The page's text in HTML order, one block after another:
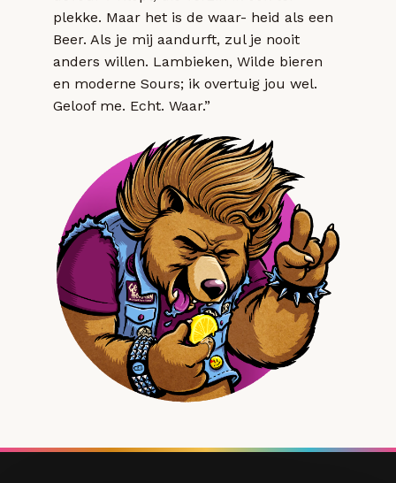
plekke. Maar het is de waar- heid als een
Beer. Als je mij aandurft, zul je nooit
anders willen. Lambieken, Wilde bieren
en moderne Sours; ik overtuig jou wel.
Geloof me. Echt. Waar.”